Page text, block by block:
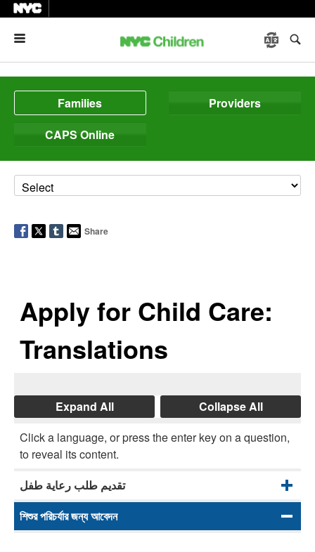
Families
Providers
CAPS Online
Share
Apply for Child Care:
Translations
Expand All
Collapse All
Click a language, or press the enter key on a question,
to reveal its content.
تقديم طلب رعاية طفل
শিশুর পরিচর্যার জন্য আবেদন